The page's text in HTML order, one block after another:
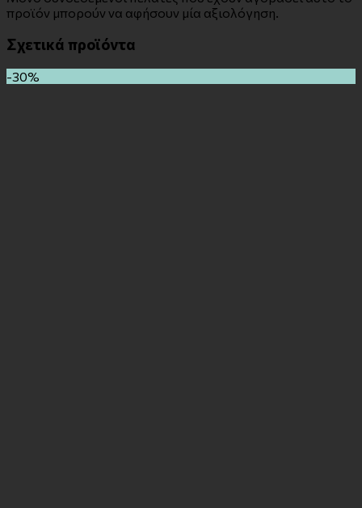
προϊόν μπορούν να αφήσουν μία αξιολόγηση.
Σχετικά προϊόντα
-30%